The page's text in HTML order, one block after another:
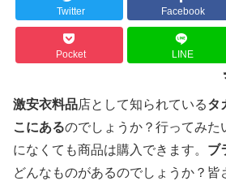
Twitter Facebook
Pocket LINE
激安衣料品店として知られているタ
こにあるのでしょうか？行ってみた
になくても商品は購入できます。 ブ
どんなものがあるのでしょうか？皆